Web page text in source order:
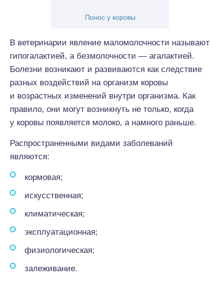
Понос у коровы
В ветеринарии явление маломолочности называют
гипогалактией, а безмолочности — агалактией.
Болезни возникают и развиваются как следствие
разных воздействий на организм коровы
и возрастных изменений внутри организма. Как
правило, они могут возникнуть не только, когда
у коровы появляется молоко, а намного раньше.
Распространенными видами заболеваний
являются:
кормовая;
искусственная;
климатическая;
эксплуатационная;
физиологическая;
залеживание.